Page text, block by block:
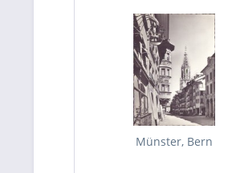
Münster, Bern